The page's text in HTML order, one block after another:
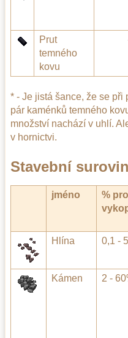
Prut
temného
kovu
* - Je jistá šance, že se
pár kaménků temného
množství nachází v uhlí.
v hornictvi.
Stavební
jméno
% pro
Hlína 0,1 -
Kámen 2 -